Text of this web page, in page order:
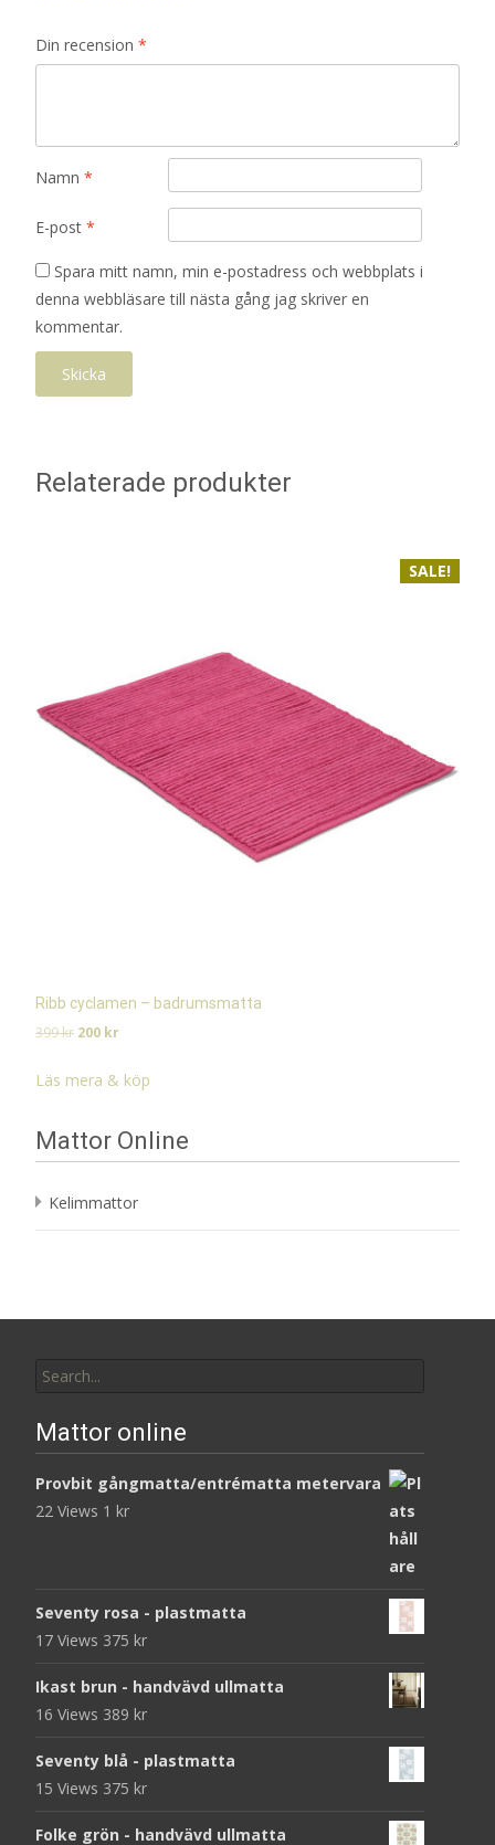
Din recension *
Namn *
E-post *
Spara mitt namn, min e-postadress och webbplats i
denna webbläsare till nästa gång jag skriver en
kommentar.
Relaterade produkter
SALE!
Ribb cyclamen – badrumsmatta
399kr Det
priset
200 kr
priset
Läs mera & köp
Mattor Online
Kelimmattor
for:
Mattor online
Provbit gångmatta/entrématta metervara
22 Views 1 kr
Seventy rosa - plastmatta
17 Views 375 kr
Ikast brun - handvävd ullmatta
16 Views 389 kr
Seventy blå - plastmatta
15 Views 375 kr
Folke grön - handvävd ullmatta